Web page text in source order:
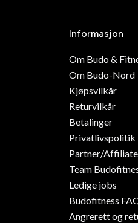
Informasjon
Om Budo &
Om Budo-Nord
Kjøpsvilkår
Returvilkår
Betalinger
Privatlivspolitik
Partner/Affiliate
Team
Ledige jobs
Budofitness
Angrerett og